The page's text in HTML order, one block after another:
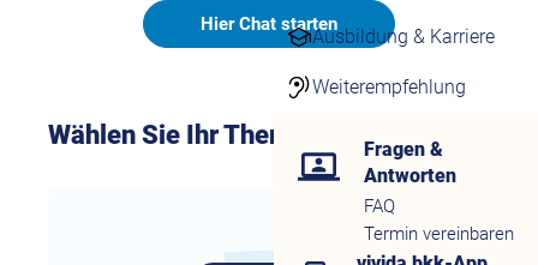
Ausbildung & Karriere
Weiterempfehlung
Fragen &
Antworten
FAQ
Termin vereinbaren
Hier Chat starten
Wählen Sie Ihr Thema: